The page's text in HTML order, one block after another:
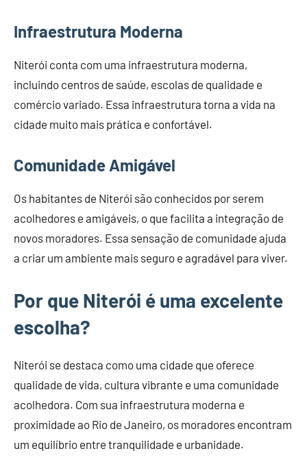
Infraestrutura Moderna
Niterói conta com uma infraestrutura moderna,
incluindo centros de saúde, escolas de qualidade e
comércio variado. Essa infraestrutura torna a vida na
cidade muito mais prática e confortável.
Comunidade Amigável
Os habitantes de Niterói são conhecidos por serem
acolhedores e amigáveis, o que facilita a integração de
novos moradores. Essa sensação de comunidade ajuda
a criar um ambiente mais seguro e agradável para viver.
Por que Niterói é uma excelente
escolha?
Niterói se destaca como uma cidade que oferece
qualidade de vida, cultura vibrante e uma comunidade
acolhedora. Com sua infraestrutura moderna e
proximidade ao Rio de Janeiro, os moradores encontram
um equilíbrio entre tranquilidade e urbanidade.